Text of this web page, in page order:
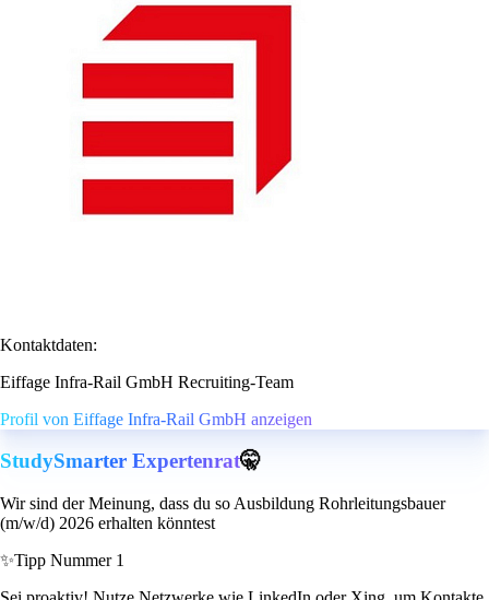
Kontaktdaten:
Eiffage Infra-Rail GmbH Recruiting-Team
Profil von Eiffage Infra-Rail GmbH anzeigen
StudySmarter Expertenrat🤫
Wir sind der Meinung, dass du so Ausbildung Rohrleitungsbauer
(m/w/d) 2026 erhalten könntest
✨Tipp Nummer 1